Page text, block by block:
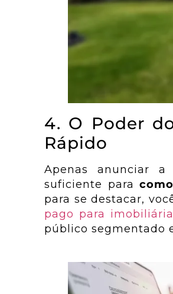
4. O Poder
Rápido
Apenas anunciar
suficiente para
para se destacar,
pago para
público segmentado